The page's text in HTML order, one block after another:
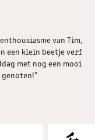
van Tim,
een klein beetje verf
met nog een mooi